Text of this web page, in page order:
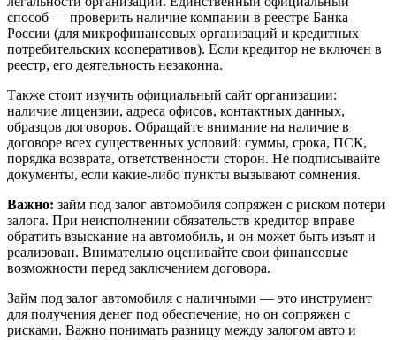
способ — проверить наличие компании в реестре Банка
России (для микрофинансовых организаций и кредитных
потребительских кооперативов). Если кредитор не включен в
реестр, его деятельность незаконна.
Также стоит изучить официальный сайт организации:
наличие лицензии, адреса офисов, контактных данных,
образцов договоров. Обращайте внимание на наличие в
договоре всех существенных условий: суммы, срока, ПСК,
порядка возврата, ответственности сторон. Не подписывайте
документы, если какие-либо пункты вызывают сомнения.
Важно: займ под залог автомобиля сопряжен с риском потери
залога. При неисполнении обязательств кредитор вправе
обратить взыскание на автомобиль, и он может быть изъят и
реализован. Внимательно оценивайте свои финансовые
возможности перед заключением договора.
Займ под залог автомобиля с наличными — это инструмент
для получения денег под обеспечение, но он сопряжен с
рисками. Важно понимать разницу между залогом авто и